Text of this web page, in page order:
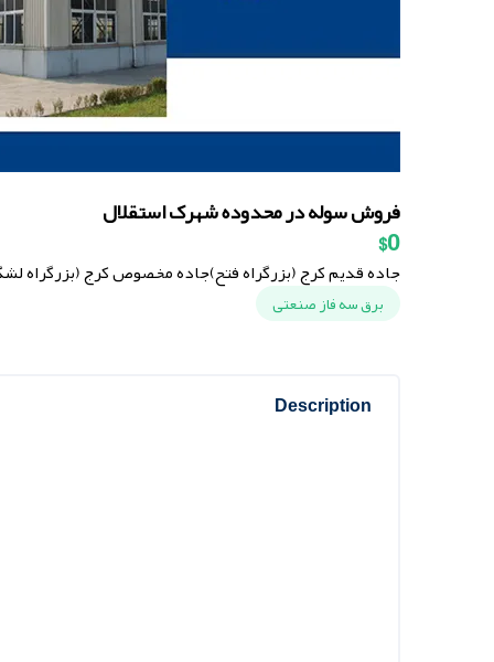
فروش سوله در محدوده شهرک استقلال
$0
جاده قدیم کرج (بزرگراه فتح)جاده مخصوص کرج (بزرگراه
برق سه فاز صنعتی
Description